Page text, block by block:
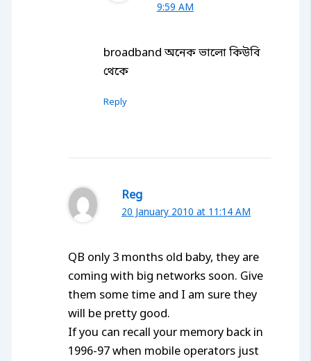
9:59 AM
broadband অনেক ভালো কিউবি
থেকে
Reply
Reg
20 January 2010 at 11:14 AM
QB only 3 months old baby, they are
coming with big networks soon. Give
them some time and I am sure they
will be pretty good.
If you can recall your memory back in
1996-97 when mobile operators just